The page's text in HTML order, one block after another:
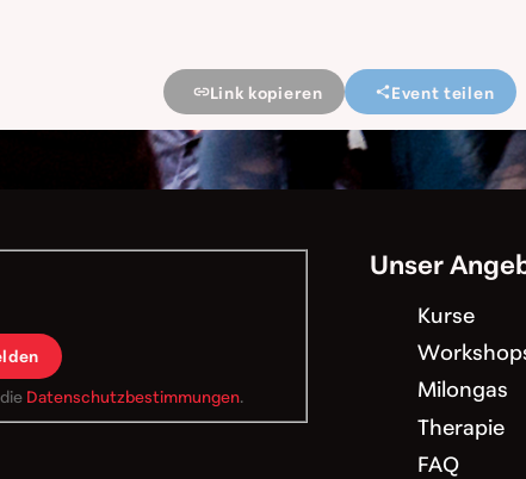
Link kopieren Event teilen
Datenschutzbestimmungen.
Unser
Kurse
Milongas
Therapie
FAQ